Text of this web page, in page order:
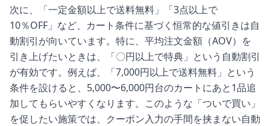
次に、「一定金額以上で送料無料」「3点以上で
10％OFF」など、カート条件に基づく恒常的な値引きは自
動割引が向いています。特に、平均注文金額（AOV）を
引き上げたいときは、「〇円以上で特典」という自動割引
が有効です。例えば、「7,000円以上で送料無料」という
条件を設けると、5,000〜6,000円台のカートにあと1品追
加してもらいやすくなります。このような「ついで買い」
を促したい施策では、クーポン入力の手間を挟まない自動